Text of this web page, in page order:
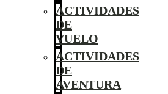
ACTIVIDADES
DE
VUELO
ACTIVIDADES
DE
AVENTURA